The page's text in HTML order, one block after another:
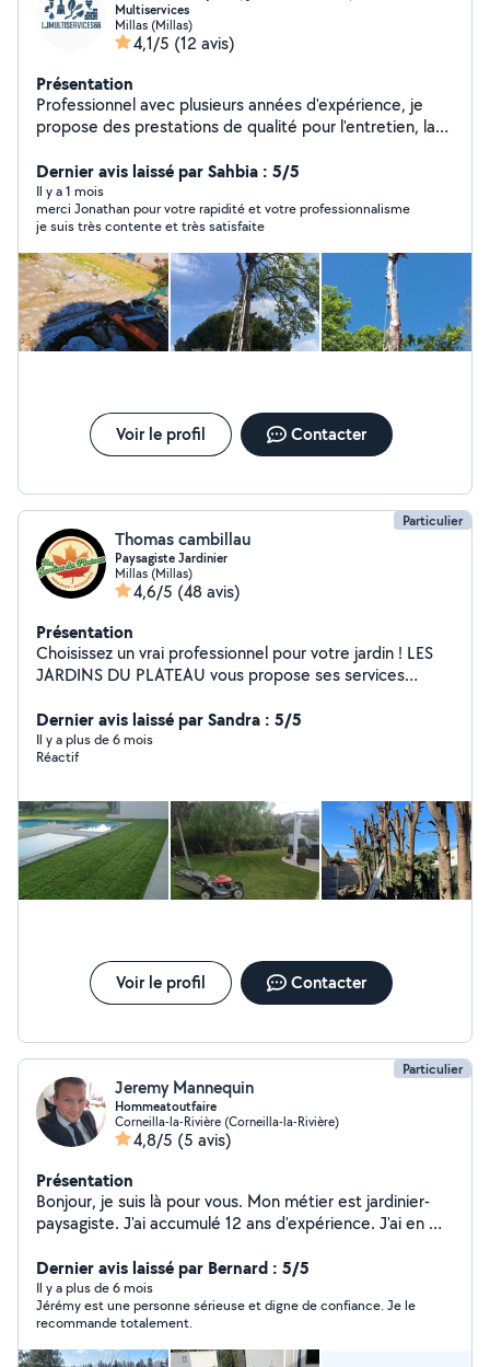
Multiservices
Millas (Millas)
4,1/5 (12 avis)
Présentation
Professionnel avec plusieurs années d'expérience, je
propose des prestations de qualité pour l'entretien, la
polyvalent et réactif, j'interviens rapidement pour des
missions telles que le montage de meubles, la
plomberie légère, l'électricité de base, la peinture, le
jardinage et bien plus encore. Mon objectif : satisfaire
chaque client avec un service fiable, soigné et au juste
prix.
Dernier avis laissé par Sahbia : 5/5
Il y a 1 mois
merci Jonathan pour votre rapidité et votre professionnalisme
je suis très contente et très satisfaite
Voir le profil Contacter
Particulier
Thomas cambillau
Paysagiste Jardinier
Millas (Millas)
4,6/5 (48 avis)
Présentation
Choisissez un vrai professionnel pour votre jardin ! LES
JARDINS DU PLATEAU vous propose ses services
également de conception et la réalisation de vos
projets. Nous créons des aménagements en bois (
pergola, terrasse, cabane et abris ) , mettons en valeur
utilisons la pierre et le fer pour rendre unique vos jardins.
Profitez du crédit d'impôts et du paiement en CESU !
Intervention dans les Pyrénées orientales, l'Aude et
l'Ariège Rendez vous sur Instagram !
Dernier avis laissé par Sandra : 5/5
Il y a plus de 6 mois
Réactif
Voir le profil Contacter
Particulier
Jeremy Mannequin
Hommeatoutfaire
Corneilla-la-Rivière (Corneilla-la-Rivière)
4,8/5 (5 avis)
Présentation
Bonjour, je suis là pour vous. Mon métier est jardinier-
paysagiste. J'ai accumulé 12 ans d'expérience. J'ai en ma
débroussaillage, la taille des haies et d'autres végétaux,
ainsi que le souffleur à feuilles. J'ai la compétence pour
faire les vitres. J'ai également des compétences en
plomberie, peinture, informatique, voiture, etc. Sur
Facebook, je suis Jeremy Neuville.
Dernier avis laissé par Bernard : 5/5
Il y a plus de 6 mois
Jérémy est une personne sérieuse et digne de confiance. Je le
recommande totalement.